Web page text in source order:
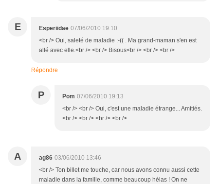
E Esperiidae 07/06/2010 19:10
<br /> Oui, saleté de maladie :-(( . Ma grand-maman s'en est
allé avec elle.<br /> <br /> Bisous<br /> <br /> <br />
Répondre
P Pom 07/06/2010 19:13
<br /> <br /> Oui, c'est une maladie étrange... Amitiés.
<br /> <br /> <br /> <br />
A ag86 03/06/2010 13:46
<br /> Ton billet me touche, car nous avons connu aussi cette
maladie dans la famille, comme beaucoup hélas ! On ne